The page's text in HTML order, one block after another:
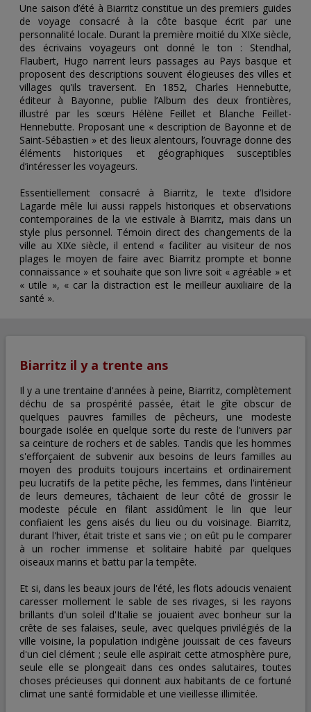
Une saison d’été à Biarritz constitue un des premiers guides
de voyage consacré à la côte basque écrit par une
personnalité locale. Durant la première moitié du XIXe siècle,
des écrivains voyageurs ont donné le ton : Stendhal,
Flaubert, Hugo narrent leurs passages au Pays basque et
proposent des descriptions souvent élogieuses des villes et
villages qu’ils traversent. En 1852, Charles Hennebutte,
éditeur à Bayonne, publie l’Album des deux frontières,
illustré par les sœurs Hélène Feillet et Blanche Feillet-
Hennebutte. Proposant une « description de Bayonne et de
Saint-Sébastien » et des lieux alentours, l’ouvrage donne des
éléments historiques et géographiques susceptibles
d’intéresser les voyageurs.
Essentiellement consacré à Biarritz, le texte d’Isidore
Lagarde mêle lui aussi rappels historiques et observations
contemporaines de la vie estivale à Biarritz, mais dans un
style plus personnel. Témoin direct des changements de la
ville au XIXe siècle, il entend « faciliter au visiteur de nos
plages le moyen de faire avec Biarritz prompte et bonne
connaissance » et souhaite que son livre soit « agréable » et
« utile », « car la distraction est le meilleur auxiliaire de la
santé ».
Biarritz il y a trente ans
Il y a une trentaine d'années à peine, Biarritz, complètement
déchu de sa prospérité passée, était le gîte obscur de
quelques pauvres familles de pêcheurs, une modeste
bourgade isolée en quelque sorte du reste de l'univers par
sa ceinture de rochers et de sables. Tandis que les hommes
s'efforçaient de subvenir aux besoins de leurs familles au
moyen des produits toujours incertains et ordinairement
peu lucratifs de la petite pêche, les femmes, dans l'intérieur
de leurs demeures, tâchaient de leur côté de grossir le
modeste pécule en filant assidûment le lin que leur
confiaient les gens aisés du lieu ou du voisinage. Biarritz,
durant l'hiver, était triste et sans vie ; on eût pu le comparer
à un rocher immense et solitaire habité par quelques
oiseaux marins et battu par la tempête.
Et si, dans les beaux jours de l'été, les flots adoucis venaient
caresser mollement le sable de ses rivages, si les rayons
brillants d'un soleil d'Italie se jouaient avec bonheur sur la
crête de ses falaises, seule, avec quelques privilégiés de la
ville voisine, la population indigène jouissait de ces faveurs
d'un ciel clément ; seule elle aspirait cette atmosphère pure,
seule elle se plongeait dans ces ondes salutaires, toutes
choses précieuses qui donnent aux habitants de ce fortuné
climat une santé formidable et une vieillesse illimitée.